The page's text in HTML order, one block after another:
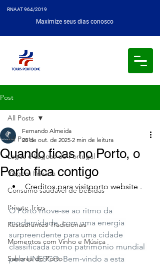
RNAAT 964/2019
Maximize seus dias conosco
Post
All Posts
Lagos e Lagoas de Portugal
Viagem Privada
Consumo saudável de bebidas
Private Trips
Restaurantes Tradicionais
Momentos com Vinho e Música
Sabores do Porto
All Posts
Quando ficas no Porto, o
Porto fica contigo
Fernando Almeida
20 de out. de 2025 2 min de leitura
Creditos para visitporto website .
O Porto move-se ao ritmo da
modernidade, com uma energia
surpreendente para uma cidade
classificada como património mundial
pela UNESCO. Bem-vindo a esta